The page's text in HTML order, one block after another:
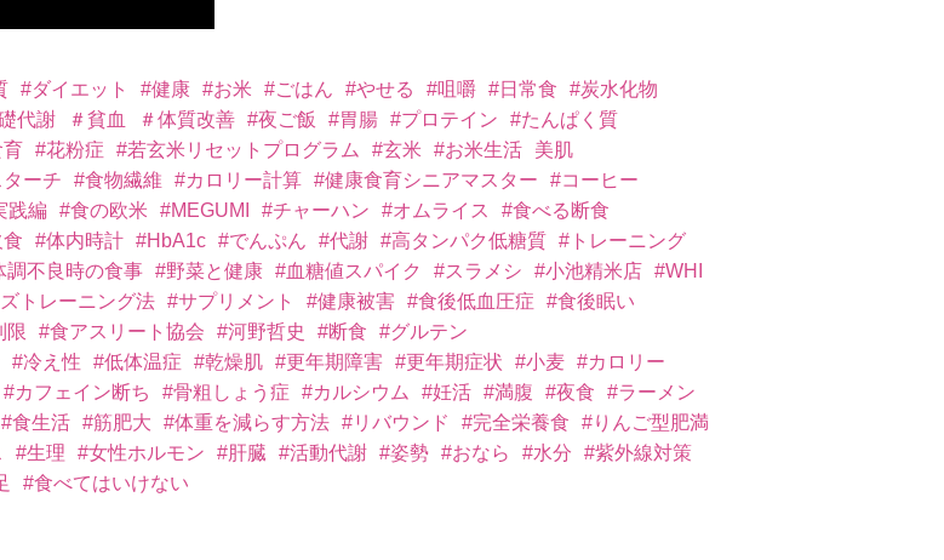
#ダイエット #健康 #お米 #ごはん #やせる #咀嚼 #日常食
#炭水化物
代謝 ＃貧血 ＃体質改善 #夜ご飯 #胃腸 #プロテイン
#たんぱく質
育 #花粉症 #若玄米リセットプログラム #玄米 #お米生活
美肌
ーチ #食物繊維 #カロリー計算 #健康食育シニアマスター
#コーヒー
践編 #食の欧米 #MEGUMI #チャーハン #オムライス
#食べる断食
#体内時計 #HbA1c #でんぷん #代謝 #高タンパク低糖質 #トレーニング
調不良時の食事 #野菜と健康 #血糖値スパイク #スラメシ #小池精米店 #WHI
トレーニング法 #サプリメント #健康被害 #食後低血圧症
#食後眠い
限 #食アスリート協会 #河野哲史 #断食
#グルテン
#冷え性 #低体温症 #乾燥肌 #更年期障害 #更年期症状 #小麦 #カロリー
#カフェイン断ち #骨粗しょう症 #カルシウム #妊活 #満腹 #夜食
#ラーメン
#食生活 #筋肥大 #体重を減らす方法 #リバウンド #完全栄養食
#りんご型肥満
#生理 #女性ホルモン #肝臓 #活動代謝 #姿勢 #おなら #水分
#紫外線対策
#食べてはいけない